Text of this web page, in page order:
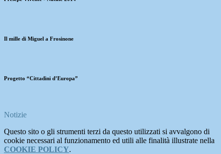
Il mille di Miguel a Frosinone
Progetto “Cittadini d’Europa”
Notizie
Questo sito o gli strumenti terzi da questo utilizzati si avvalgono di
cookie necessari al funzionamento ed utili alle finalità illustrate nella
COOKIE POLICY.